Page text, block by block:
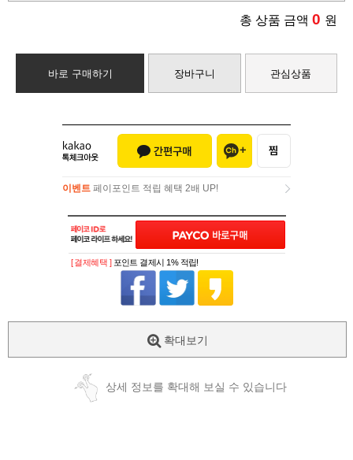
총 상품 금액 0 원
바로 구매하기 장바구니 관심상품
이벤트 페이포인트 적립 혜택 2배 UP!
[ 결제혜택 ] 포인트 결제시 1% 적립!
확대보기
상세 정보를 확대해 보실 수 있습니다